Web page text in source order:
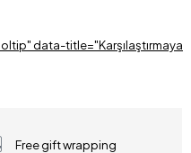
data-title="Karşılaştırmaya
Free gift wrapping